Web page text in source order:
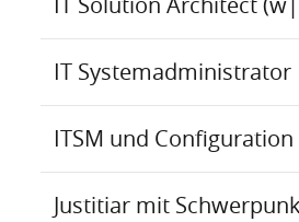
IT Systemadministrator
ITSM und
Justitiar mit